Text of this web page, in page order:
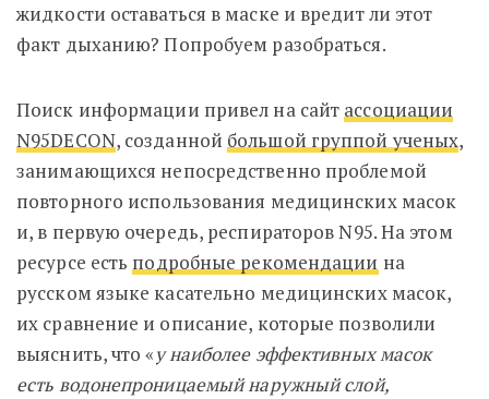
жидкости оставаться в маске и вредит ли этот
факт дыханию? Попробуем разобраться.
Поиск информации привел на сайт ассоциации
N95DECON, созданной большой группой ученых,
занимающихся непосредственно проблемой
повторного использования медицинских масок
и, в первую очередь, респираторов N95. На этом
ресурсе есть подробные рекомендации на
русском языке касательно медицинских масок,
их сравнение и описание, которые позволили
выяснить, что «у наиболее эффективных масок
есть водонепроницаемый наружный слой,